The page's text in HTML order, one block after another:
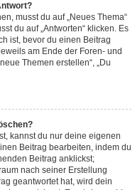
musst du auf „Neues Thema“
du auf „Antworten“ klicken. Es
ist, bevor du einen Beitrag
am Ende der Foren- und
Themen erstellen“, „Du
kannst du nur deine eigenen
Beitrag bearbeiten, indem du
Beitrag anklickst;
nach seiner Erstellung
geantwortet hat, wird dein